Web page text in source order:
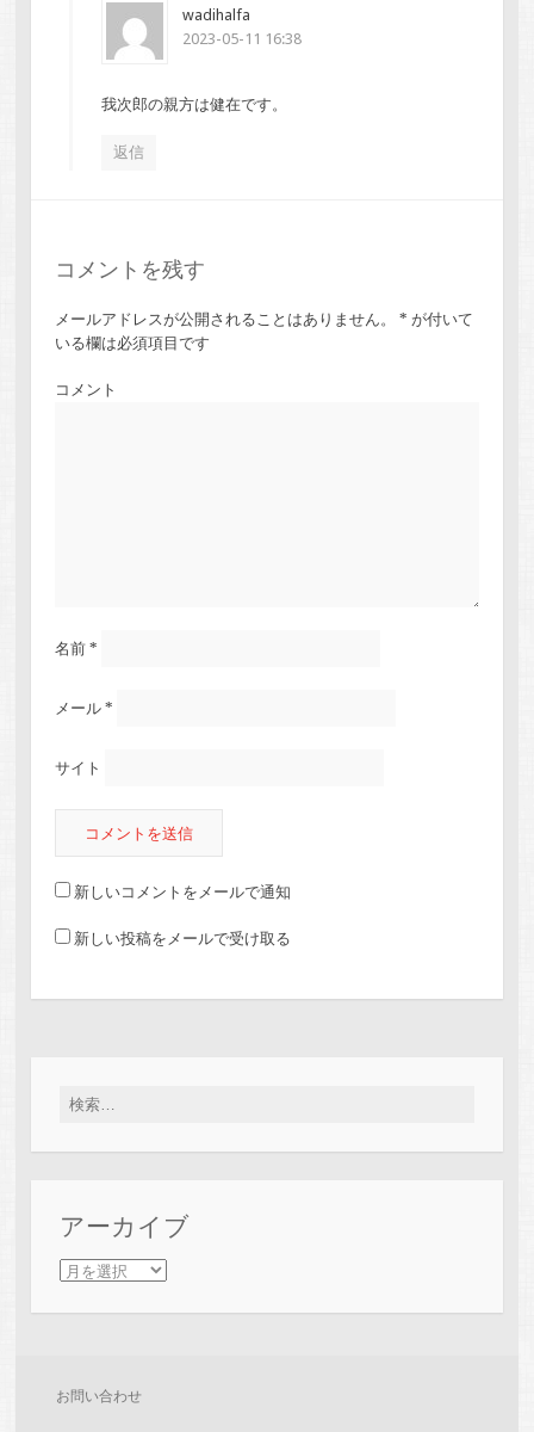
wadihalfa
2023-05-11 16:38
我次郎の親方は健在です。
返信
コメントを残す
メールアドレスが公開されることはありません。 * が付いて
いる欄は必須項目です
コメント
名前 *
メール *
サイト
新しいコメントをメールで通知
新しい投稿をメールで受け取る
検索:
アーカイブ
アーカイブ
お問い合わせ